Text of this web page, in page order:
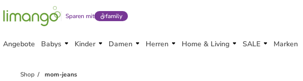
Sparen mit family
Angebote Babys Kinder Damen Herren Home & Living SALE Marken
Shop mom-jeans